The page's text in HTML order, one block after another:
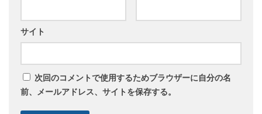
サイト
次回のコメントで使用するためブラウザーに自分の名
前、メールアドレス、サイトを保存する。